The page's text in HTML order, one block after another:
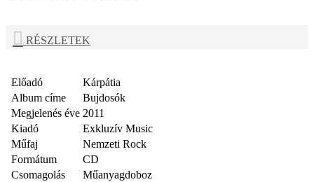
RÉSZLETEK
Előadó
Kárpátia
Album címe
Bujdosók
Megjelenés éve 2011
Kiadó
Exkluzív Music
Műfaj
Nemzeti Rock
Formátum
CD
Csomagolás
Műanyagdoboz